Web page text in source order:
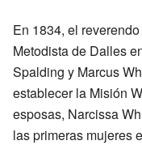
En 1834, el
Metodista de Dalles
Spalding y Marcus
establecer la Misión
esposas, Narcissa
las primeras mujeres